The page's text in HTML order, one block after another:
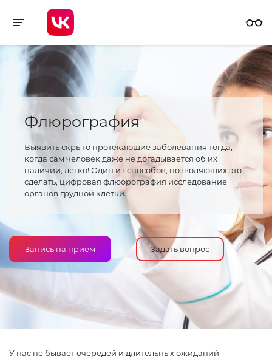
Toggle navigation
Флюрография
Выявить скрыто протекающие заболевания тогда,
когда сам человек даже не догадывается об их
наличии, легко! Один из способов, позволяющих это
сделать, цифровая флюорография исследование
органов грудной клетки.
Запись на прием Задать вопрос
У нас не бывает очередей и длительных ожиданий